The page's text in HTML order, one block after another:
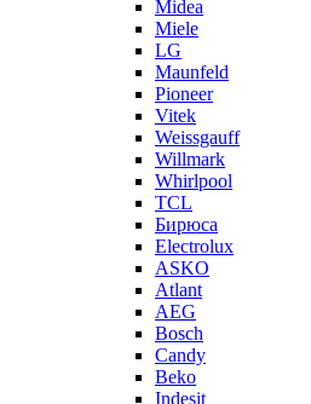
Midea
Miele
LG
Maunfeld
Pioneer
Vitek
Weissgauff
Willmark
Whirlpool
TCL
Бирюса
Electrolux
ASKO
Atlant
AEG
Bosch
Candy
Beko
Indesit